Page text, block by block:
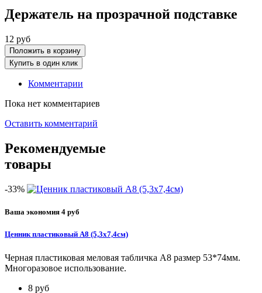
Держатель на прозрачной подставке
12 руб
Положить в корзину
Купить в один клик
Комментарии
Пока нет комментариев
Оставить комментарий
Рекомендуемые
товары
-33%
Ваша экономия 4 руб
Ценник пластиковый А8 (5,3x7,4см)
Черная пластиковая меловая табличка А8 размер 53*74мм.
Многоразовое использование.
8 руб